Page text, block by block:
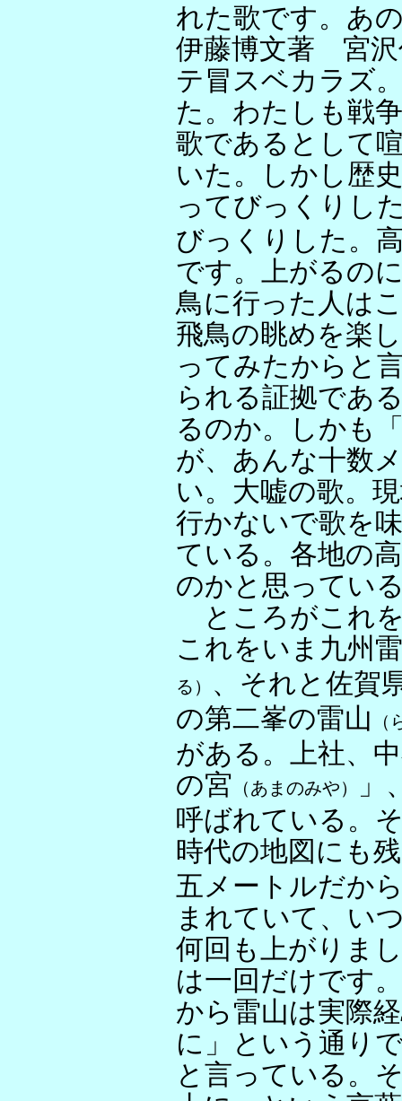
れた歌です。あ
伊藤博文著 宮沢
テ冒スベカラズ
た。わたしも戦
歌であるとして
いた。しかし歴
ってびっくりし
びっくりした。
です。上がるの
鳥に行った人は
飛鳥の眺めを楽
ってみたからと
られる証拠であ
るのか。しかも
が、あんな十数
い。大嘘の歌。
行かないで歌を
ている。各地の
のかと思ってい
ところがこれ
これをいま九州
る）
、それと佐賀
の第二峯の雷山
（
がある。上社、
の宮 （あまのみや）
」
呼ばれている。
時代の地図にも
五メートルだか
まれていて、い
何回も上がりま
は一回だけです
から雷山は実際
に」という通り
と言っている。